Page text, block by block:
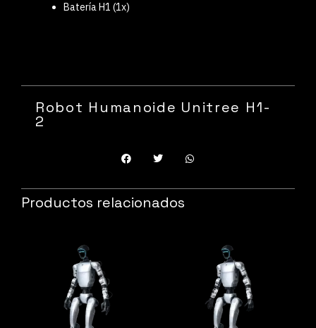
Batería H1 (1x)
Robot Humanoide Unitree H1-
2
Productos relacionados